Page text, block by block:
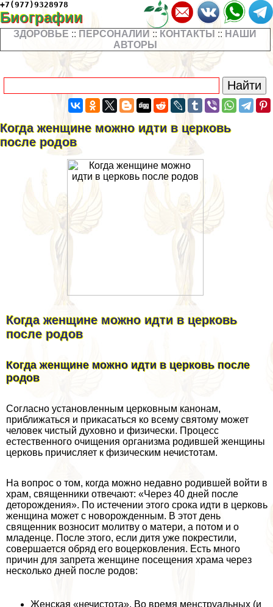
+7(977)9328978
Биографии
ЗДОРОВЬЕ :: ПЕРСОНАЛИИ :: КОНТАКТЫ :: НАШИ
АВТОРЫ
Когда женщине можно идти в церковь
после родов
Когда женщине можно идти в церковь
после родов
Когда женщине можно идти в церковь после
родов
Согласно установленным церковным канонам,
приближаться и прикасаться ко всему святому может
человек чистый духовно и физически. Процесс
естественного очищения организма родившей женщины
церковь причисляет к физическим нечистотам.
На вопрос о том, когда можно недавно родившей войти в
храм, священники отвечают: «Через 40 дней после
деторождения». По истечении этого срока идти в церковь
женщина может с новорожденным. В этот день
священник возносит молитву о матери, а потом и о
младенце. После этого, если дитя уже покрестили,
совершается обряд его воцерковления. Есть много
причин для запрета женщине посещения храма через
несколько дней после родов:
Женская «нечистота». Во время мeнcтpуальных (и